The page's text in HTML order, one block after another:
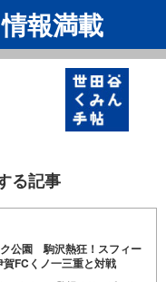
報満載
る記事
公園 駒沢熱狂！スフィー
FCくノ一三重と対戦